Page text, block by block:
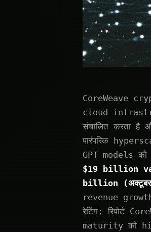
CoreWeave
cloud
संचालित करता
पारंपरिक
GPT models
$19 billion
billion
revenue
रेटिंग; रिपोर्ट
maturity को